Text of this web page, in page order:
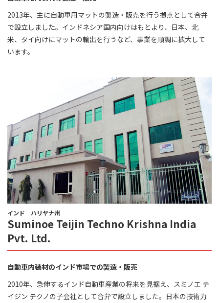
2013年、主に自動車用マットの製造・販売を行う拠点として合弁
で設立しました。インドネシア国内向けはもとより、日本、北
米、タイ向けにマットの輸出を行うなど、事業を順調に拡大して
います。
インド ハリヤナ州
Suminoe Teijin Techno Krishna India
Pvt. Ltd.
自動車内装材のインド市場での製造・販売
2010年、急伸するインド自動車産業の将来を見据え、スミノエ テ
イジン テクノの子会社として合弁で設立しました。日本の技術力